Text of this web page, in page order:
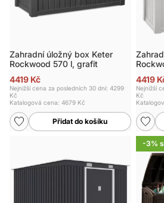
Zahradní úložný box Keter
Rockwood 570 l, grafit
4419 Kč
Nejnižší cena za posledních 30 dní: 4299
Kč
Katalogová cena: 4679 Kč
Přidat do košíku
4419
Nejnižší
Kč
-3% s